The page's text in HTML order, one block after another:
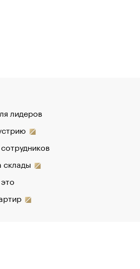
лидеров
склады